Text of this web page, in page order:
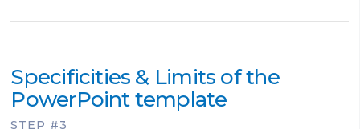
Specificities & Limits of the
PowerPoint template
STEP #3